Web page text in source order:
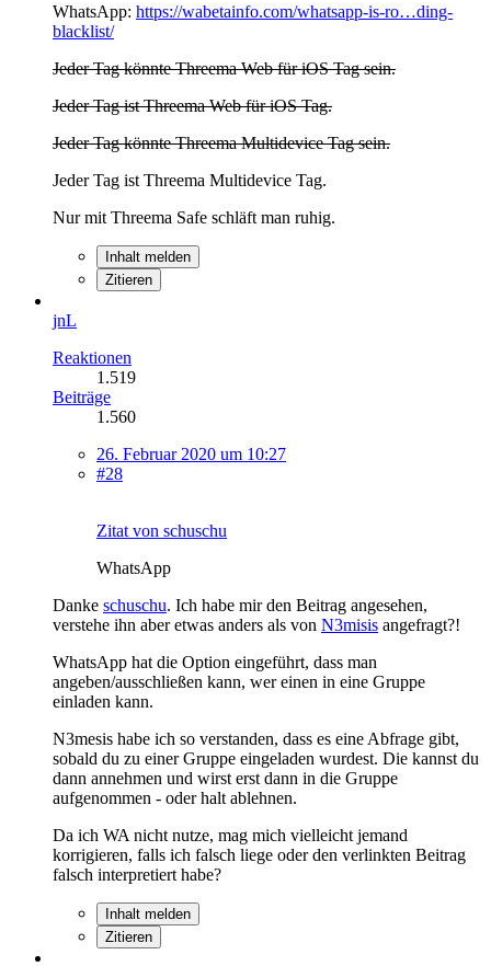
WhatsApp: https://wabetainfo.com/whatsapp-is-ro…ding-
blacklist/
Jeder Tag könnte Threema Web für iOS Tag sein.
Jeder Tag ist Threema Web für iOS Tag.
Jeder Tag könnte Threema Multidevice Tag sein.
Jeder Tag ist Threema Multidevice Tag.
Nur mit Threema Safe schläft man ruhig.
Inhalt melden
Zitieren
jnL
Reaktionen
1.519
Beiträge
1.560
26. Februar 2020 um 10:27
#28
Zitat von schuschu
WhatsApp
Danke schuschu. Ich habe mir den Beitrag angesehen,
verstehe ihn aber etwas anders als von N3misis angefragt?!
WhatsApp hat die Option eingeführt, dass man
angeben/ausschließen kann, wer einen in eine Gruppe
einladen kann.
N3mesis habe ich so verstanden, dass es eine Abfrage gibt,
sobald du zu einer Gruppe eingeladen wurdest. Die kannst du
dann annehmen und wirst erst dann in die Gruppe
aufgenommen - oder halt ablehnen.
Da ich WA nicht nutze, mag mich vielleicht jemand
korrigieren, falls ich falsch liege oder den verlinkten Beitrag
falsch interpretiert habe?
Inhalt melden
Zitieren